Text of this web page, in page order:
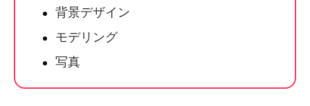
背景デザイン
モデリング
写真